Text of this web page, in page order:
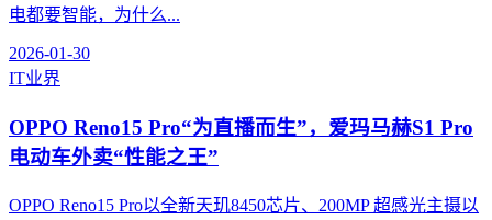
电都要智能，为什么...
2026-01-30
IT业界
OPPO Reno15 Pro“为直播而生”，爱玛马赫S1 Pro
电动车外卖“性能之王”
OPPO Reno15 Pro以全新天玑8450芯片、200MP 超感光主摄以